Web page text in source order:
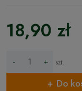
18,90 zł
- + szt.
Do